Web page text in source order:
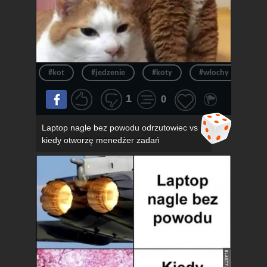
#kot #jedzenie #koty #włochy
1 0
Laptop nagle bez powodu odrzutowiec vs
kiedy otworzę menedżer zadań